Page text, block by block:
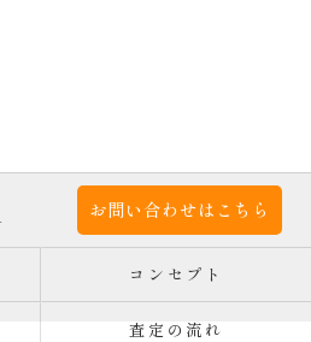
お問い合わせはこちら
コンセプト
査定の流れ